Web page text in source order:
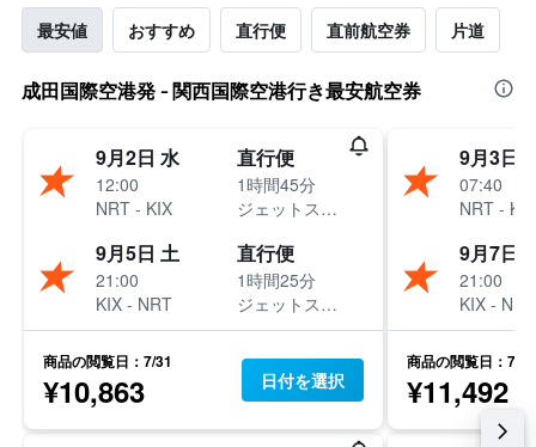
最安値 おすすめ 直行便 直前航空券 片道
成田国際空港発 - 関西国際空港行き最安航空券
9月2日 水
12:00
NRT - KIX
直行便
1時間45分
ジェットスター・ジャパン
9月5日 土
21:00
KIX - NRT
直行便
1時間25分
ジェットスター・ジャパン
商品の閲覧日：7/31
¥10,863 日付を選択
9月3日
07:40
NRT - KIX
9月7日
21:00
KIX - NRT
商品の閲覧日：7/31
¥11,492